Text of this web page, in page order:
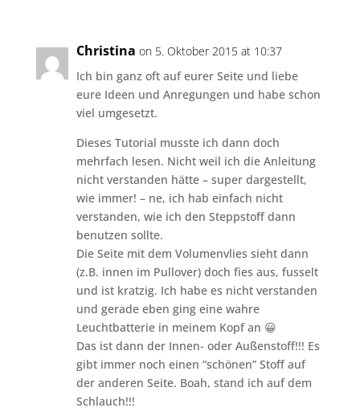
Christina on 5. Oktober 2015 at 10:37
Ich bin ganz oft auf eurer Seite und liebe
eure Ideen und Anregungen und habe schon
viel umgesetzt.
Dieses Tutorial musste ich dann doch
mehrfach lesen. Nicht weil ich die Anleitung
nicht verstanden hätte – super dargestellt,
wie immer! – ne, ich hab einfach nicht
verstanden, wie ich den Steppstoff dann
benutzen sollte.
Die Seite mit dem Volumenvlies sieht dann
(z.B. innen im Pullover) doch fies aus, fusselt
und ist kratzig. Ich habe es nicht verstanden
und gerade eben ging eine wahre
Leuchtbatterie in meinem Kopf an 😀
Das ist dann der Innen- oder Außenstoff!!! Es
gibt immer noch einen “schönen” Stoff auf
der anderen Seite. Boah, stand ich auf dem
Schlauch!!!